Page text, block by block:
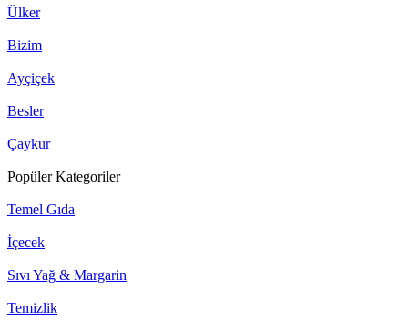
Ülker
Bizim
Ayçiçek
Besler
Çaykur
Popüler Kategoriler
Temel Gıda
İçecek
Sıvı Yağ & Margarin
Temizlik